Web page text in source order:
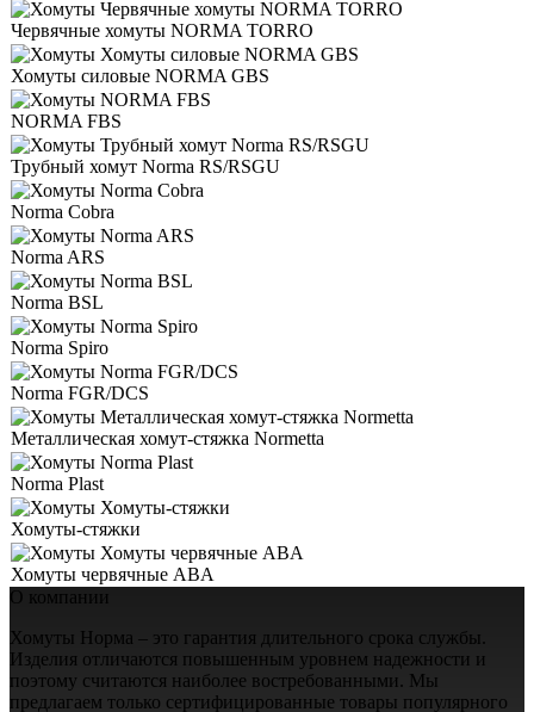
Червячные хомуты NORMA TORRO
Хомуты силовые NORMA GBS
NORMA FBS
Трубный хомут Norma RS/RSGU
Norma Cobra
Norma ARS
Norma BSL
Norma Spiro
Norma FGR/DCS
Металлическая хомут-стяжка Normetta
Norma Plast
Хомуты-стяжки
Хомуты червячные ABA
О компании
Хомуты Норма – это гарантия длительного срока службы.
Изделия отличаются повышенным уровнем надежности и
поэтому считаются наиболее востребованными. Мы
предлагаем только сертифицированные товары популярного